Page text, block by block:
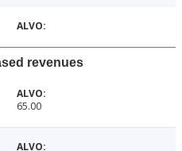
revenues
65.00